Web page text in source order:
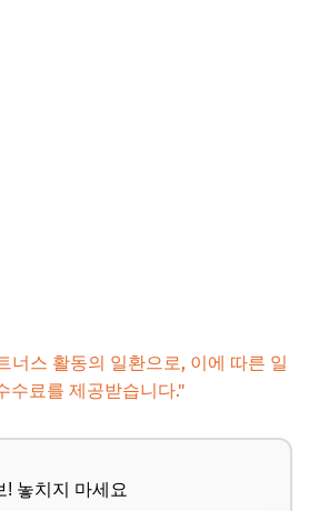
너스 활동의 일환으로, 이에 따른 일
수료를 제공받습니다."
! 놓치지 마세요